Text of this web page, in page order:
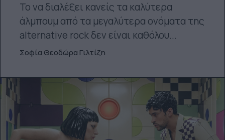
Το να διαλέξει κανείς τα καλύτερα
άλμπουμ από τα μεγαλύτερα ονόματα της
alternative rock δεν είναι καθόλου...
Σοφία Θεοδώρα Γιλτίζη